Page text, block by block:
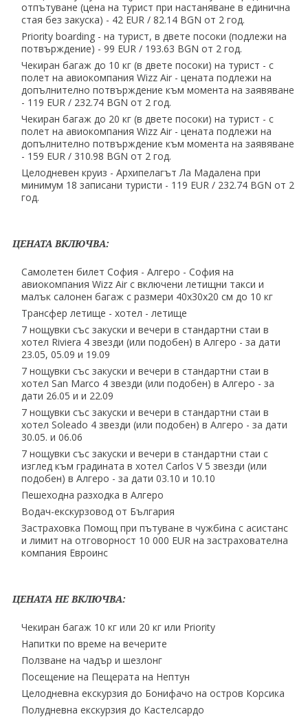
отпътуване (цена на турист при настаняване в единична
стая без закуска) - 42 EUR ∕ 82.14 BGN от 2 год.
Priority boarding - на турист, в двете посоки (подлежи на
потвърждение) - 99 EUR ∕ 193.63 BGN от 2 год.
Чекиран багаж до 10 кг (в двете посоки) на турист - с
полет на авиокомпания Wizz Air - цената подлежи на
допълнително потвърждение към момента на заявяване
- 119 EUR ∕ 232.74 BGN от 2 год.
Чекиран багаж до 20 кг (в двете посоки) на турист - с
полет на авиокомпания Wizz Air - цената подлежи на
допълнително потвърждение към момента на заявяване
- 159 EUR ∕ 310.98 BGN от 2 год.
Целодневен круиз - Архипелагът Ла Мадалена при
минимум 18 записани туристи - 119 EUR ∕ 232.74 BGN от 2
год.
ЦЕНАТА ВКЛЮЧВА:
Самолетен билет София - Алгеро - София на
авиокомпания Wizz Air с включени летищни такси и
малък салонен багаж с размери 40х30х20 см до 10 кг
Трансфер летище - хотел - летище
7 нощувки със закуски и вечери в стандартни стаи в
хотел Riviera 4 звезди (или подобен) в Алгеро - за дати
23.05, 05.09 и 19.09
7 нощувки със закуски и вечери в стандартни стаи в
хотел San Marco 4 звезди (или подобен) в Алгеро - за
дати 26.05 и и 22.09
7 нощувки със закуски и вечери в стандартни стаи в
хотел Soleado 4 звезди (или подобен) в Алгеро - за дати
30.05. и 06.06
7 нощувки със закуски и вечери в стандартни стаи с
изглед към градината в хотел Carlos V 5 звезди (или
подобен) в Алгеро - за дати 03.10 и 10.10
Пешеходна разходка в Алгеро
Водач-екскурзовод от България
Застраховка Помощ при пътуване в чужбина с асистанс
и лимит на отговорност 10 000 EUR на застрахователна
компания Евроинс
ЦЕНАТА НЕ ВКЛЮЧВА:
Чекиран багаж 10 кг или 20 кг или Priority
Напитки по време на вечерите
Ползване на чадър и шезлонг
Посещение на Пещерата на Нептун
Целодневна екскурзия до Бонифачо на остров Корсика
Полудневна екскурзия до Кастелсардо